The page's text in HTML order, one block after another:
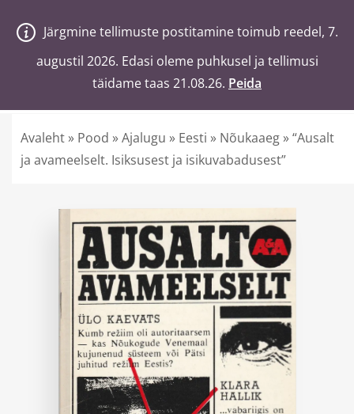
Vana ja Hea
Otsi poest märksõnaga
Ostukorv 0
Avaleht » Pood »Ajalugu » Eesti » Nõukaaeg »“Ausalt
ja avameelselt. Isiksusest ja isikuvabadusest”
Järgmine tellimuste postitamine toimub reedel, 7.
augustil 2026. Edasi oleme puhkusel ja tellimusi
täidame taas 21.08.26. Peida
Järgmine tellimuste postitamine toimub reedel, 7.
augustil 2026. Edasi oleme puhkusel ja tellimusi
täidame taas 21.08.26. Peida